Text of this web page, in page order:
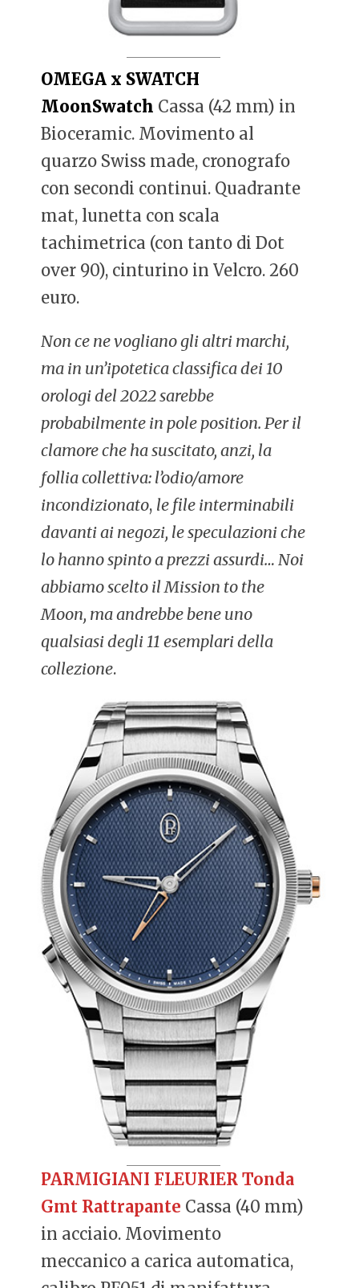
OMEGA x SWATCH
MoonSwatch Cassa (42 mm) in
Bioceramic. Movimento al
quarzo Swiss made, cronografo
con secondi continui. Quadrante
mat, lunetta con scala
tachimetrica (con tanto di Dot
over 90), cinturino in Velcro. 260
euro.
Non ce ne vogliano gli altri marchi,
ma in un’ipotetica classifica dei 10
orologi del 2022 sarebbe
probabilmente in pole position. Per il
clamore che ha suscitato, anzi, la
follia collettiva: l’odio/amore
incondizionato, le file interminabili
davanti ai negozi, le speculazioni che
lo hanno spinto a prezzi assurdi… Noi
abbiamo scelto il Mission to the
Moon, ma andrebbe bene uno
qualsiasi degli 11 esemplari della
collezione.
PARMIGIANI FLEURIER Tonda
Gmt Rattrapante Cassa (40 mm)
in acciaio. Movimento
meccanico a carica automatica,